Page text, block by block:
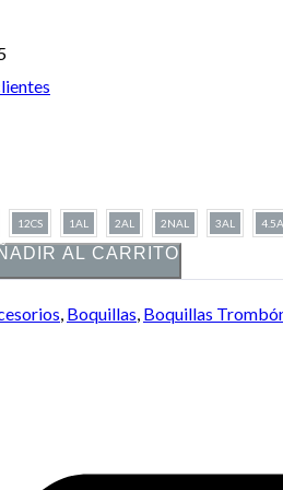
12CS 1AL 2AL 2NAL 3AL
AL CARRITO
Boquillas Boquillas